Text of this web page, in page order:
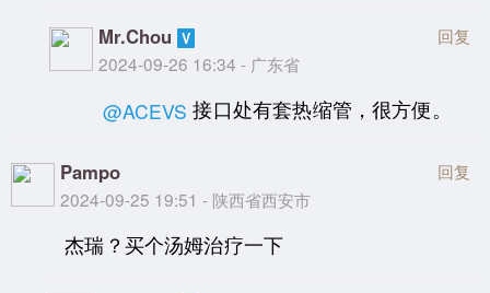
Mr.Chou
2024-09-26 16:34 - 广东省
回复
@ACEVS 接口处有套热缩管，很方便。
Pampo
2024-09-25 19:51 - 陕西省西安市
回复
杰瑞？买个汤姆治疗一下